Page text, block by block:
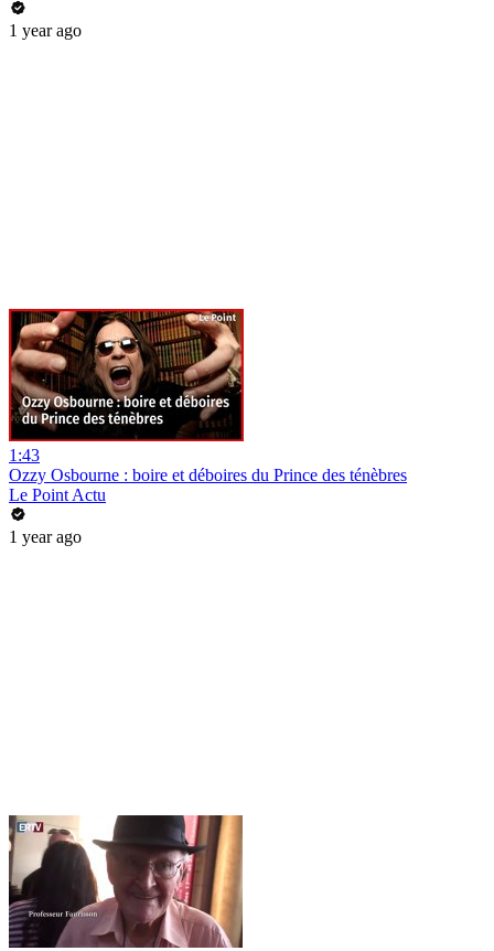
1 year ago
1:43
Ozzy Osbourne : boire et déboires du Prince des ténèbres
Le Point Actu
1 year ago